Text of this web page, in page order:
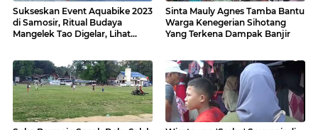
Sukseskan Event Aquabike 2023
di Samosir, Ritual Budaya
Mangelek Tao Digelar, Lihat
Sinta Mauly Agnes Tamba Bantu
Warga Kenegerian Sihotang
Yang Terkena Dampak Banjir